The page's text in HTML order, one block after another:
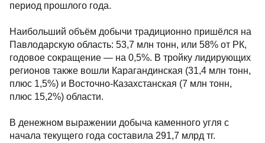
период прошлого года.
Наибольший объём добычи традиционно пришёлся на
Павлодарскую область: 53,7 млн тонн, или 58% от РК,
годовое сокращение — на 0,5%. В тройку лидирующих
регионов также вошли Карагандинская (31,4 млн тонн,
плюс 1,5%) и Восточно-Казахстанская (7 млн тонн,
плюс 15,2%) области.
В денежном выражении добыча каменного угля с
начала текущего года составила 291,7 млрд тг.